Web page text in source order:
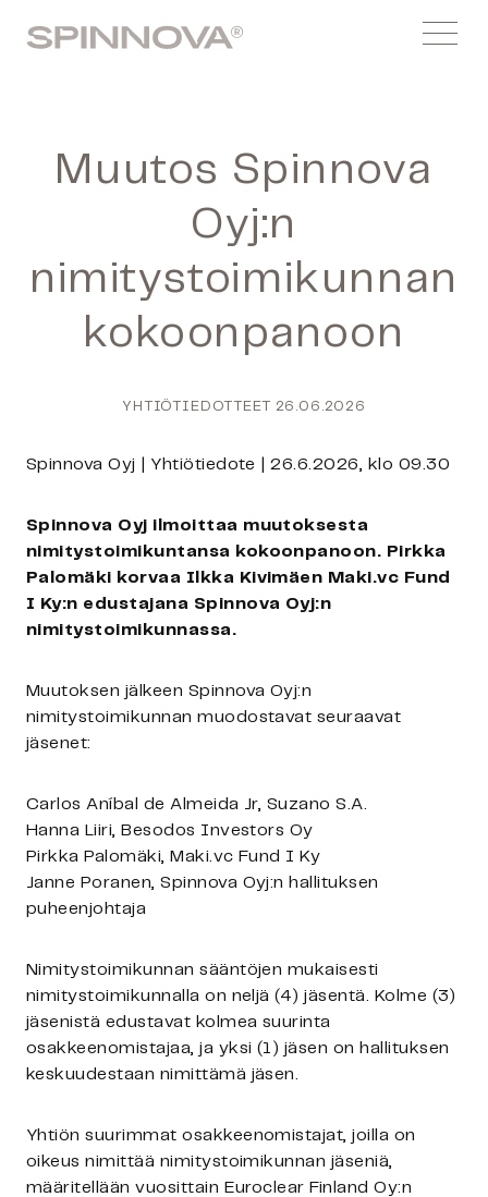
sisältöön
Spinnovagroup
Muutos Spinnova
Oyj:n
nimitystoimikunnan
kokoonpanoon
YHTIÖTIEDOTTEET 26.06.2026
Spinnova Oyj | Yhtiötiedote | 26.6.2026, klo 09.30
Spinnova Oyj ilmoittaa muutoksesta
nimitystoimikuntansa kokoonpanoon. Pirkka
Palomäki korvaa Ilkka Kivimäen Maki.vc Fund
I Ky:n edustajana Spinnova Oyj:n
nimitystoimikunnassa.
Muutoksen jälkeen Spinnova Oyj:n
nimitystoimikunnan muodostavat seuraavat
jäsenet:
Carlos Aníbal de Almeida Jr, Suzano S.A.
Hanna Liiri, Besodos Investors Oy
Pirkka Palomäki, Maki.vc Fund I Ky
Janne Poranen, Spinnova Oyj:n hallituksen
puheenjohtaja
Nimitystoimikunnan sääntöjen mukaisesti
nimitystoimikunnalla on neljä (4) jäsentä. Kolme (3)
jäsenistä edustavat kolmea suurinta
osakkeenomistajaa, ja yksi (1) jäsen on hallituksen
keskuudestaan nimittämä jäsen.
Yhtiön suurimmat osakkeenomistajat, joilla on
oikeus nimittää nimitystoimikunnan jäseniä,
määritellään vuosittain Euroclear Finland Oy:n